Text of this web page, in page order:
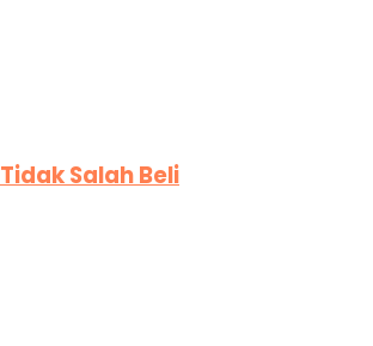
Salah Beli